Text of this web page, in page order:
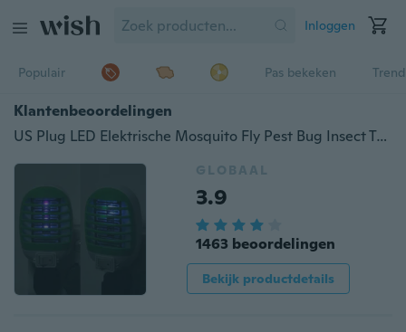
Inloggen
Populair Pas bekeken
Klantenbeoordelingen
US Plug LED Elektrische Mosquito Fly Pest Bug Insect Trap Zapper Killer Lamp AU
GLOBAAL
3.9
1463 beoordelingen
Bekijk productdetails